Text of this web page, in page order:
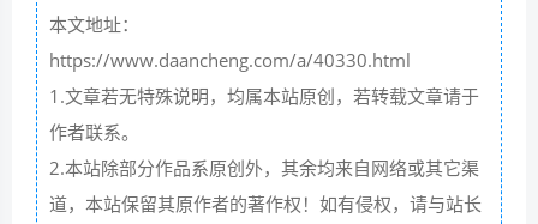
本文地址：
https://www.daancheng.com/a/40330.html
1.文章若无特殊说明，均属本站原创，若转载文章请于
作者联系。
2.本站除部分作品系原创外，其余均来自网络或其它渠
道，本站保留其原作者的著作权！如有侵权，请与站长